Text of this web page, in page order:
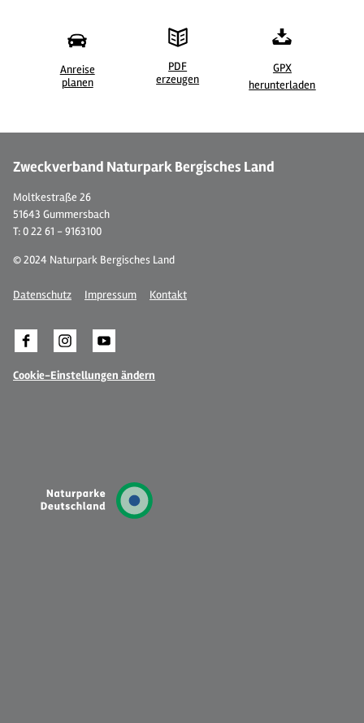
| Maren Pussak / Das Bergische
Anreise
planen
PDF
erzeugen
GPX
herunterladen
Zweckverband Naturpark Bergisches Land
Moltkestraße 26
51643 Gummersbach
T: 0 22 61 - 9163100
© 2024 Naturpark Bergisches Land
Datenschutz Impressum Kontakt
Cookie-Einstellungen ändern